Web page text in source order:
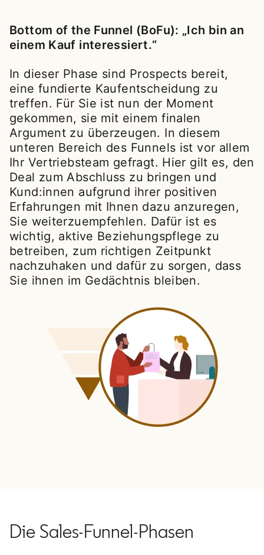
Bottom of the Funnel (BoFu): „Ich bin an
einem Kauf interessiert.“
In dieser Phase sind Prospects bereit,
eine fundierte Kaufentscheidung zu
treffen. Für Sie ist nun der Moment
gekommen, sie mit einem finalen
Argument zu überzeugen. In diesem
unteren Bereich des Funnels ist vor allem
Ihr Vertriebsteam gefragt. Hier gilt es, den
Deal zum Abschluss zu bringen und
Kund:innen aufgrund ihrer positiven
Erfahrungen mit Ihnen dazu anzuregen,
Sie weiterzuempfehlen. Dafür ist es
wichtig, aktive Beziehungspflege zu
betreiben, zum richtigen Zeitpunkt
nachzuhaken und dafür zu sorgen, dass
Sie ihnen im Gedächtnis bleiben.
Die Sales-Funnel-Phasen